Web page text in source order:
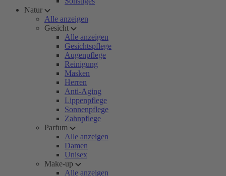
Natur
Alle anzeigen
Gesicht
Alle anzeigen
Gesichtspflege
Augenpflege
Reinigung
Masken
Herren
Anti-Aging
Lippenpflege
Sonnenpflege
Zahnpflege
Parfum
Alle anzeigen
Damen
Unisex
Make-up
Alle anzeigen